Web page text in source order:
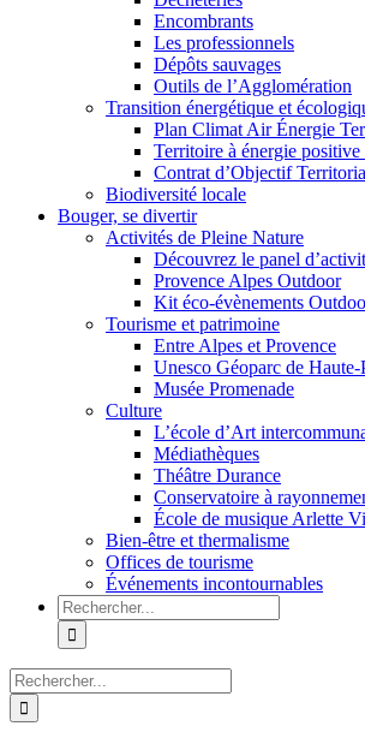
Encombrants
Les professionnels
Dépôts sauvages
Outils de l’Agglomération
Transition énergétique et
Plan Climat Air Énergie
Territoire à énergie
Contrat d’Objectif
Biodiversité locale
Bouger, se divertir
Activités de Pleine Nature
Découvrez le panel
Provence Alpes Outdoor
Kit éco-évènements
Tourisme et patrimoine
Entre Alpes et Provence
Unesco Géoparc de Haute-
Musée Promenade
Culture
L’école d’Art
Médiathèques
Théâtre Durance
Conservatoire à
École de musique Arlette
Bien-être et thermalisme
Offices de tourisme
Événements incontournables
Rechercher:
Rechercher: